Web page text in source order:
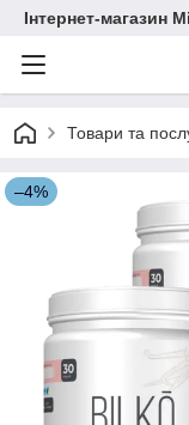
Інтернет-магазин
Товари та
–4%